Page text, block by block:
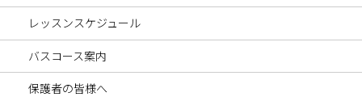
レッスンスケジュール
バスコース案内
保護者の皆様へ